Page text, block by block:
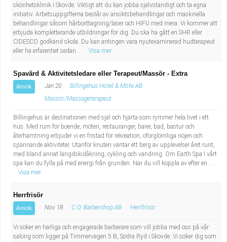
skönhetsklinik i Skövde. Viktigt att du kan jobba självständigt och ta egna
initiativ. Arbetsuppgifterna består av ansiktsbehandlingar och maskinella
behandlingar såsom hårborttagning/laser och HIFU med mera. Vi kommer att
erbjuda kompletterande utbildningar för dig. Du ska ha gått en SHR eller
CIDESCO godkänd skola. Du kan antingen vara nyutexaminerad hudterapeut
eller ha erfarenhet sedan ...
Visa mer
Spavärd & Aktivitetsledare eller Terapeut/Massör - Extra
Ansök Jan 20
Billingehus Hotel & Möte AB
Massör/Massageterapeut
Billingehus är destinationen med själ och hjärta som rymmer hela livet i ett
hus. Med rum för boende, möten, restauranger, barer, bad, bastur och
återhämtning erbjuder vi en fristad för rekreation, oförglömliga nöjen och
spännande aktiviteter. Utanför knuten väntar ett berg av upplevelser året runt,
med bland annat längdskidåkning, cykling och vandring. Om Earth Spa I vårt
spa kan du fylla på med energi från grunden. När du vill koppla av efter en ...
Visa mer
Herrfrisör
Ansök Nov 18 C.O. Barbershop AB Herrfrisör
Vi söker en härliga och engagerade barberare som vill jobba med oss på vår
salong som ligger på Timmervägen 5 B, Södra Ryd i Skövde. Vi söker dig som